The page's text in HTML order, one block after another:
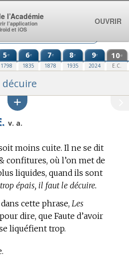
5e
1798
6e
1835
7e
1878
8e
1935
9e
2024
10e
E.C.
décuire
v. a.
moins cuite. Il ne se dit
confitures, où l’on met de
liquides, quand ils sont
épais, il faut le décuire.
cette phrase, Les
pour dire, que Faute d’avoir
liquéfient trop.
l’Académie
l’application
et iOS
OUVRIR